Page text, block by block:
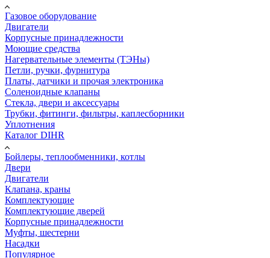
Газовое оборудование
Двигатели
Корпусные принадлежности
Моющие средства
Нагервательные элементы (ТЭНы)
Петли, ручки, фурнитура
Платы, датчики и прочая электроника
Соленоидные клапаны
Стекла, двери и аксессуары
Трубки, фитинги, фильтры, каплесборники
Уплотнения
Каталог DIHR
Бойлеры, теплообменники, котлы
Двери
Двигатели
Клапана, краны
Комплектующие
Комплектующие дверей
Корпусные принадлежности
Муфты, шестерни
Насадки
Популярное